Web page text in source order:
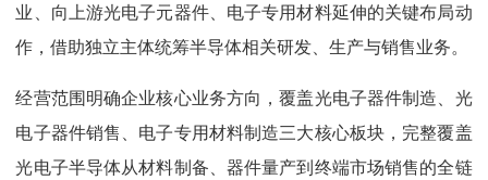
业、向上游光电子元器件、电子专用材料延伸的关键布局动
作，借助独立主体统筹半导体相关研发、生产与销售业务。
经营范围明确企业核心业务方向，覆盖光电子器件制造、光
电子器件销售、电子专用材料制造三大核心板块，完整覆盖
光电子半导体从材料制备、器件量产到终端市场销售的全链